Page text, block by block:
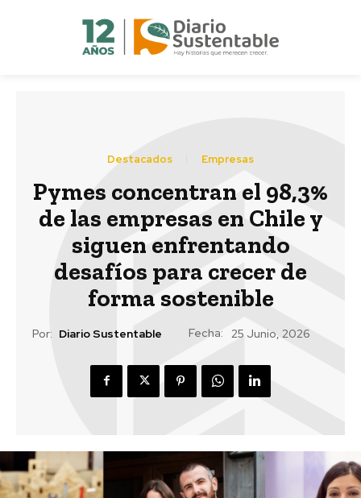
Destacados Empresas
Pymes concentran el 98,3%
de las empresas en Chile y
siguen enfrentando
desafíos para crecer de
forma sostenible
Por: Diario Sustentable Fecha: 25 Junio, 2026